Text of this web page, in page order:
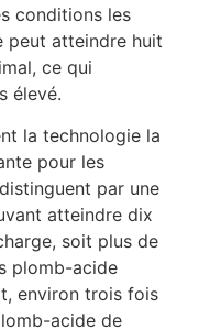
conditions les
peut atteindre huit
ce qui
élevé.
la technologie la
pour les
par une
atteindre dix
soit plus de
plomb-acide
environ trois fois
acide de